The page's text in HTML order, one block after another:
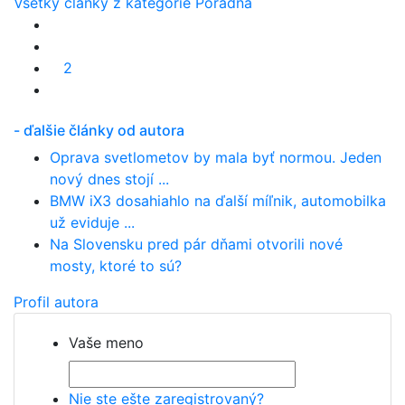
2
- ďalšie články od autora
Oprava svetlometov by mala byť normou. Jeden
nový dnes stojí ...
BMW iX3 dosahiahlo na ďalší míľnik, automobilka
už eviduje ...
Na Slovensku pred pár dňami otvorili nové
mosty, ktoré to sú?
Profil autora
Vaše meno
Nie ste ešte zaregistrovaný?